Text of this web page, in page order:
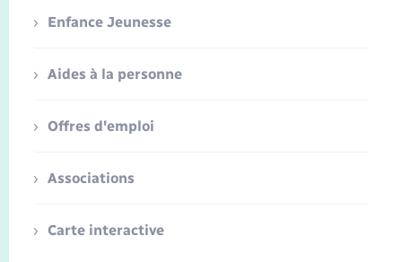
Enfance Jeunesse
Aides à la personne
Offres d'emploi
Associations
Carte interactive